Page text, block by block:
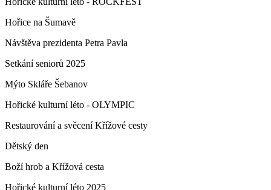
Hořice na Šumavě
Návštěva prezidenta Petra Pavla
Setkání seniorů 2025
Mýto Skláře Šebanov
Hořické kulturní léto - OLYMPIC
Restaurování a svěcení Křížové cesty
Dětský den
Boží hrob a Křížová cesta
Hořické kulturní léto 2025